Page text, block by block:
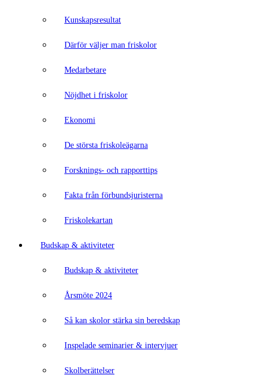
Kunskapsresultat
Därför väljer man friskolor
Medarbetare
Nöjdhet i friskolor
Ekonomi
De största friskoleägarna
Forsknings- och rapporttips
Fakta från förbundsjuristerna
Friskolekartan
Budskap & aktiviteter
Budskap & aktiviteter
Årsmöte 2024
Så kan skolor stärka sin beredskap
Inspelade seminarier & intervjuer
Skolberättelser